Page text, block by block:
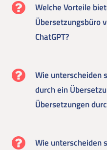
Welche Vorteile
Übersetzungsbüro
ChatGPT?
Wie unterscheiden
durch ein
Übersetzungen
Wie unterscheiden